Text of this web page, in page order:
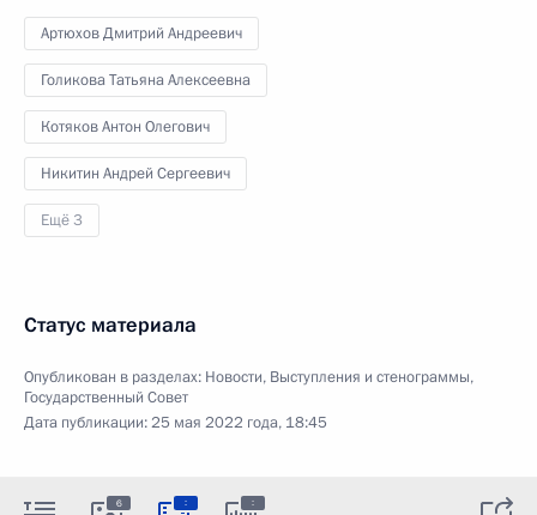
Артюхов Дмитрий Андреевич
Голикова Татьяна Алексеевна
Котяков Антон Олегович
Никитин Андрей Сергеевич
Ещё 3
Статус материала
Опубликован в разделах: Новости, Выступления и стенограммы,
Государственный Совет
Дата публикации:25 мая 2022 года, 18:45
6 : :